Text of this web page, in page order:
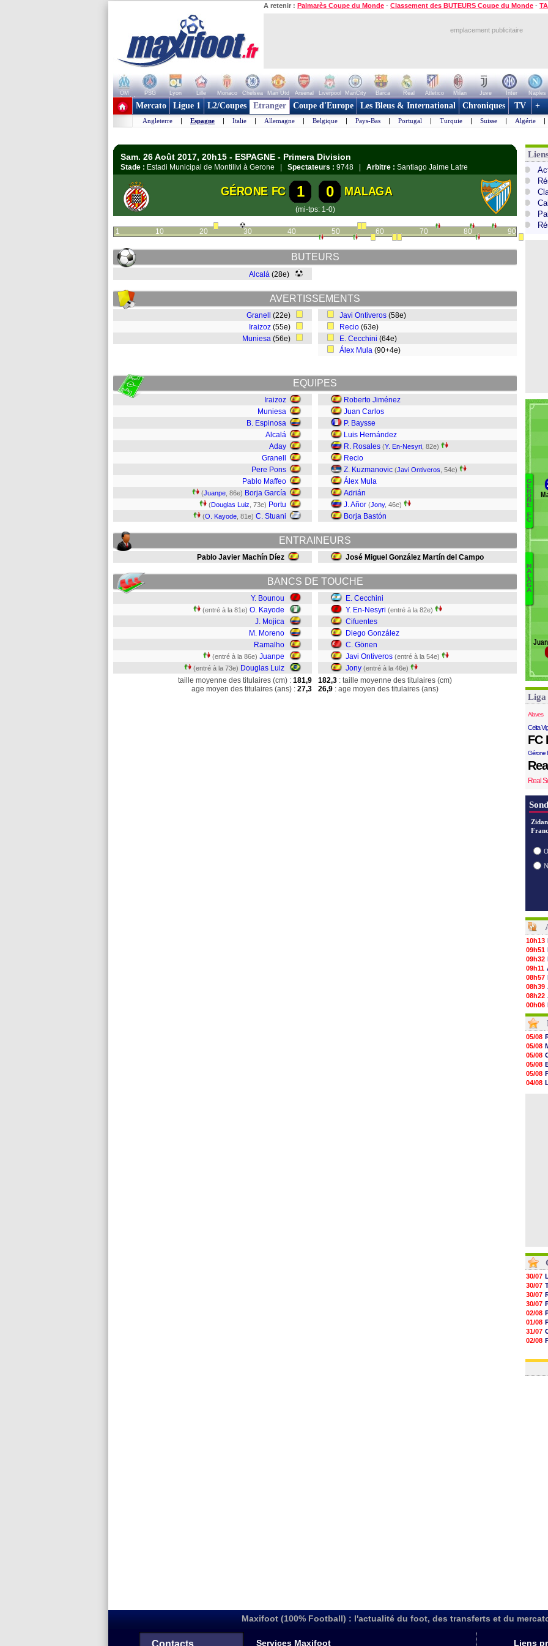
A retenir : Palmarès Coupe du Monde - Classement des BUTEURS Coupe du Monde -
emplacement publicitaire
OM PSG Lyon Lille Monaco Chelsea Man Utd Arsenal Liverpool ManCity Barca Real Atletico Milan Juve Inter Naples
+ de clubs
Mercato Ligue 1 L2/Coupes Etranger Coupe d'Europe Les Bleus & International Chroniques TV +
Angleterre | Espagne | Italie | Allemagne | Belgique | Pays-Bas | Portugal | Turquie | Suisse | Algérie |
Sam. 26 Août 2017, 20h15 - ESPAGNE - Primera Division
Stade : Estadi Municipal de Montilivi à Gerone | Spectateurs : 9748 | Arbitre : Santiago Jaime Latre
GÉRONE FC 1 0 MALAGA
(mi-tps: 1-0)
1 10 20 30 40 50 60 70 80 90
BUTEURS
Alcalá (28e)
AVERTISSEMENTS
Granell
(22e)
Iraizoz (55e)
Muniesa (56e)
Javi Ontiveros (58e)
Recio (63e)
E. Cecchini (64e)
Álex Mula (90+4e)
EQUIPES
Iraizoz
Muniesa
B. Espinosa
Alcalá
Aday
Granell
Pere Pons
Pablo Maffeo
(Juanpe , 86e) Borja García
(Douglas Luiz , 73e) Portu
(O. Kayode , 81e) C. Stuani
Roberto Jiménez
Juan Carlos
P. Baysse
Luis Hernández
R. Rosales (Y. En-Nesyri , 82e)
Recio
Z. Kuzmanovic (Javi Ontiveros , 54e)
Álex Mula
Adrián
J. Añor (Jony, 46e)
Borja Bastón
ENTRAINEURS
Pablo Javier Machín Díez José Miguel González Martín del Campo
BANCS DE TOUCHE
Y. Bounou
(entré à la 81e) O. Kayode
J. Mojica
M. Moreno
Ramalho
(entré à la 86e) Juanpe
(entré à la 73e) Douglas Luiz
E. Cecchini
Y. En-Nesyri (entré à la 82e)
Cifuentes
Diego González
C. Gönen
Javi Ontiveros (entré à la 54e)
Jony (entré à la 46e)
taille moyenne des titulaires (cm) : 181,9
age moyen des titulaires (ans) : 27,3
182,3 : taille moyenne des titulaires (cm)
26,9 : age moyen des titulaires (ans)
G
É
R
O
N
E
F
C
M
A
L
A
G
A
Liga
Alaves
Celta
FC
Gérone
Real
10h13
09h51
09h32
09h11
08h57
08h39
08h22
00h06
05/08
05/08
05/08
05/08
05/08
05/08
05/08
05/08
05/08
05/08
05/08
05/08
05/08
05/08
04/08
30/07
30/07
30/07
30/07
02/08
01/08
31/07
02/08
03/08
Maxifoot (100% Football) : l'actualité du foot, des transferts et du
Contacts Services Maxifoot Liens